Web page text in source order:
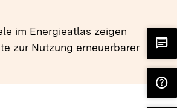
im Energieatlas zeigen
zur Nutzung erneuerbarer
chat
help